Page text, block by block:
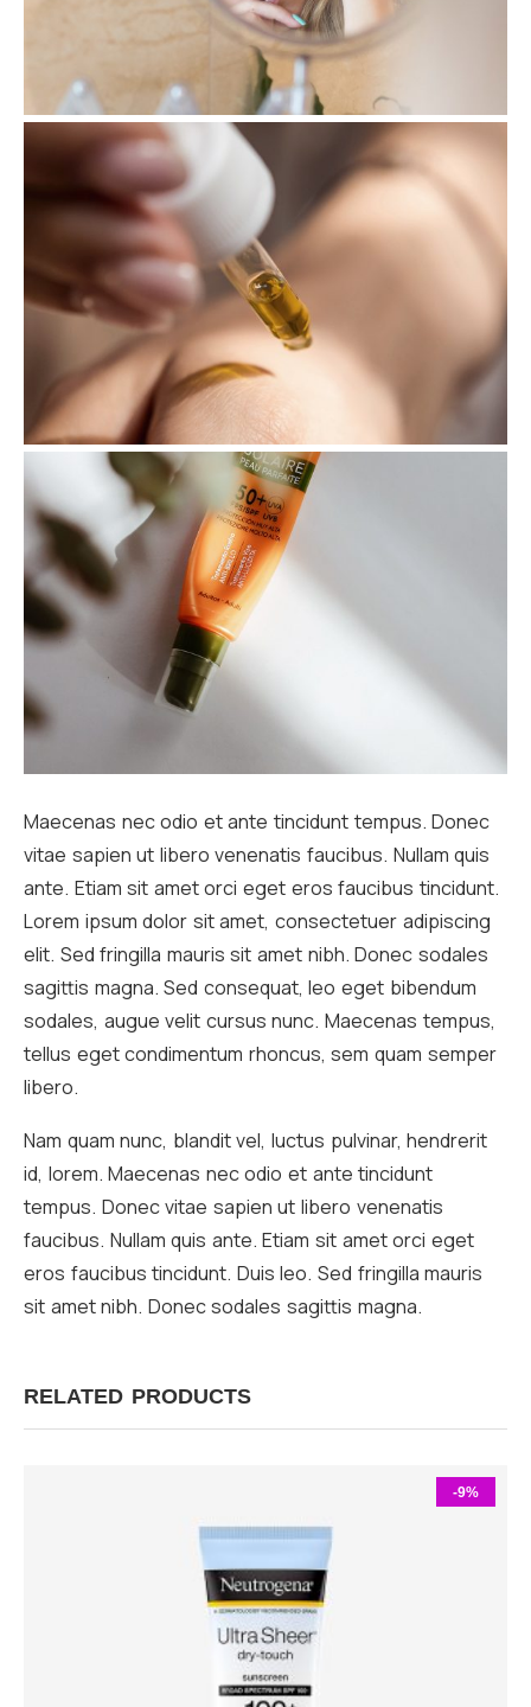
Maecenas nec odio et ante tincidunt tempus. Donec
vitae sapien ut libero venenatis faucibus. Nullam quis
ante. Etiam sit amet orci eget eros faucibus tincidunt.
Lorem ipsum dolor sit amet, consectetuer adipiscing
elit. Sed fringilla mauris sit amet nibh. Donec sodales
sagittis magna. Sed consequat, leo eget bibendum
sodales, augue velit cursus nunc. Maecenas tempus,
tellus eget condimentum rhoncus, sem quam semper
libero.
Nam quam nunc, blandit vel, luctus pulvinar, hendrerit
id, lorem. Maecenas nec odio et ante tincidunt
tempus. Donec vitae sapien ut libero venenatis
faucibus. Nullam quis ante. Etiam sit amet orci eget
eros faucibus tincidunt. Duis leo. Sed fringilla mauris
sit amet nibh. Donec sodales sagittis magna.
RELATED PRODUCTS
-9%